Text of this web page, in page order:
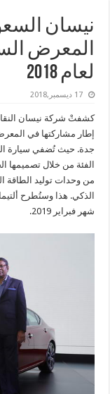
نيسان
المعرض
لعام 2018
17 ديسمبر,2018
كشفتْ شركة نيسان
إطار مشاركتها في
جدة. حيث تُضفي سيارة
الفئة من خلال تصميمها
من وحدات توليد الطاقة
الذكي. هذا وستُطرح
شهر فبراير 2019.